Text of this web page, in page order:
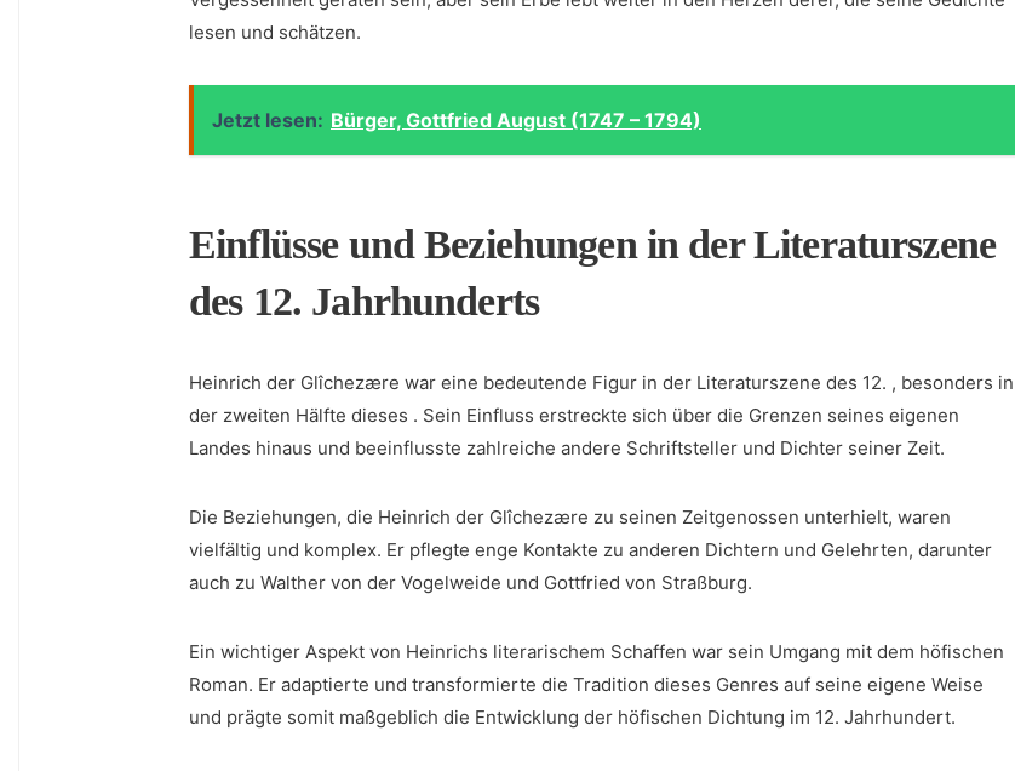
lesen und schätzen.
Jetzt lesen: Bürger, Gottfried August (1747 – 1794)
Einflüsse und Beziehungen in der Literaturszene
des 12. Jahrhunderts
Heinrich der Glîchezære war eine⁢ bedeutende Figur ​in der Literaturszene ⁢des 12. , besonders in
der zweiten Hälfte dieses . Sein Einfluss erstreckte sich über die Grenzen seines eigenen
Landes hinaus und beeinflusste zahlreiche andere Schriftsteller ‌und Dichter seiner ​Zeit.
Die ‌Beziehungen, die⁤ Heinrich‌ der Glîchezære⁢ zu seinen Zeitgenossen unterhielt, ‌waren
vielfältig und komplex. Er pflegte enge Kontakte zu anderen Dichtern und Gelehrten, darunter
auch zu Walther von ⁤der Vogelweide und Gottfried von Straßburg.
Ein⁣ wichtiger Aspekt von Heinrichs literarischem Schaffen war sein Umgang mit dem ⁣höfischen
‌Roman. Er adaptierte und transformierte ⁣die Tradition dieses Genres auf seine‍ eigene Weise
und prägte ​somit maßgeblich die Entwicklung der höfischen ‍Dichtung im 12. ⁤Jahrhundert.